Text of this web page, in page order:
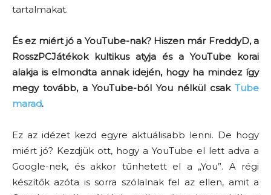
tartalmakat.
És ez miért jó a YouTube-nak? Hiszen már FreddyD, a
RosszPCJátékok kultikus atyja és a YouTube korai
alakja is elmondta annak idején, hogy ha mindez így
megy tovább, a YouTube-ból You nélkül csak Tube
marad.
Ez az idézet kezd egyre aktuálisabb lenni. De hogy
miért jó? Kezdjük ott, hogy a YouTube el lett adva a
Google-nek, és akkor tűnhetett el a „You”. A régi
készítők azóta is sorra szólalnak fel az ellen, amit a